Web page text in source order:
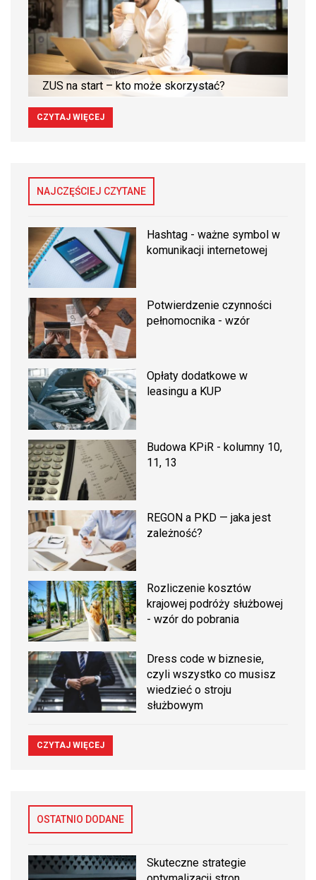
ZUS na start – kto może skorzystać?
CZYTAJ WIĘCEJ
NAJCZĘŚCIEJ CZYTANE
Hashtag - ważne symbol w
komunikacji internetowej
Potwierdzenie czynności
pełnomocnika - wzór
Opłaty dodatkowe w
leasingu a KUP
Budowa KPiR - kolumny 10,
11, 13
REGON a PKD — jaka jest
zależność?
Rozliczenie kosztów
krajowej podróży służbowej
- wzór do pobrania
Dress code w biznesie,
czyli wszystko co musisz
wiedzieć o stroju
służbowym
CZYTAJ WIĘCEJ
OSTATNIO DODANE
Skuteczne strategie